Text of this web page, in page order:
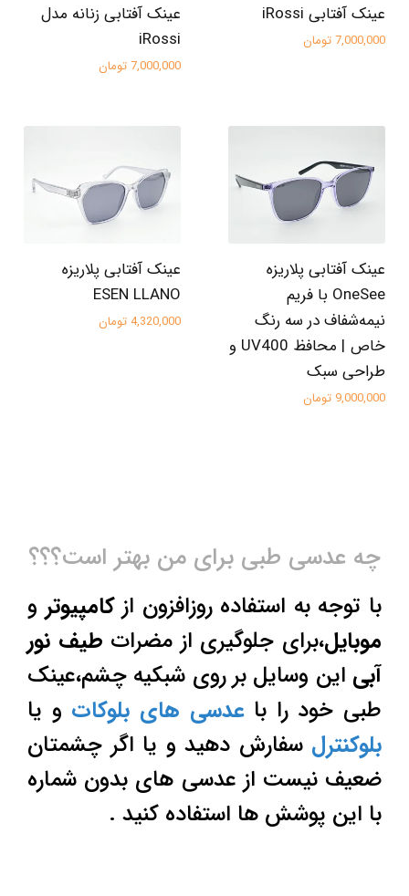
عینک آفتابی iRossi
7,000,000 تومان
عینک آفتابی زنانه مدل
iRossi
7,000,000 تومان
عینک آفتابی پلاریزه
OneSee با فریم
نیمه‌شفاف در سه رنگ
خاص | محافظ UV400 و
طراحی سبک
9,000,000 تومان
عینک آفتابی پلاریزه
ESEN LLANO
4,320,000 تومان
چه عدسی طبی برای من بهتر است؟؟؟
با توجه به استفاده روزافزون ازکامپیوتر و
موبایل،برای جلوگیری از مضرات طیف نور
آبی این وسایل بر روی شبکیه چشم،عینک
طبی خود را باعدسی های بلوکات و یا
بلوکنترل سفارش دهید و یا اگر چشمتان
ضعیف نیست از عدسی های بدون شماره
با این پوشش ها استفاده کنید .